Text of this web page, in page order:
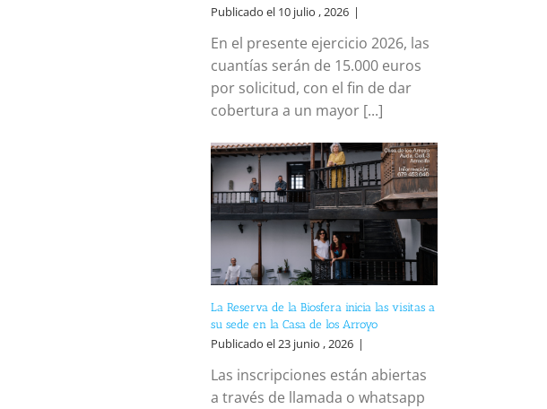
Publicado el 10 julio , 2026 |
En el presente ejercicio 2026, las
cuantías serán de 15.000 euros
por solicitud, con el fin de dar
cobertura a un mayor [...]
La Reserva de la Biosfera inicia las visitas a
su sede en la Casa de los Arroyo
Publicado el 23 junio , 2026 |
Las inscripciones están abiertas
a través de llamada o whatsapp